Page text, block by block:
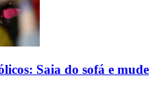
Saia do sofá e mude